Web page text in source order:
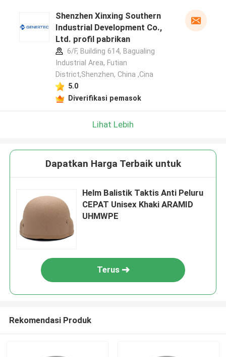
Shenzhen Xinxing Southern
Industrial Development Co.,
Ltd. profil pabrikan
6/F, Building 614, Bagualing
Industrial Area, Futian
District,Shenzhen, China ,Cina
5.0
Diverifikasi pemasok
Lihat Lebih
Dapatkan Harga Terbaik untuk
Helm Balistik Taktis Anti Peluru
CEPAT Unisex Khaki ARAMID
UHMWPE
Terus
Rekomendasi Produk